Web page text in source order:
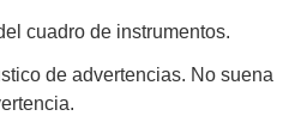
cuadro de instrumentos.
de advertencias. No suena